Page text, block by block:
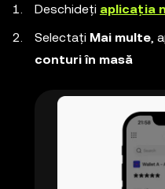
Deschideți aplicația
Selectați Mai multe,
conturi în masă